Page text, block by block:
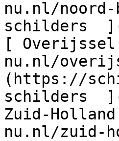
nu.nl/
schilders
[
nu.nl/
(https://
schilders
Zuid-
nu.nl/zuid-